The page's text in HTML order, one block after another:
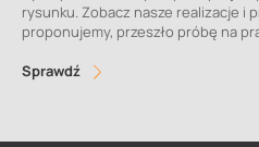
rysunku. Zobacz nasze realizacje i
proponujemy, przeszło próbę na
Sprawdź